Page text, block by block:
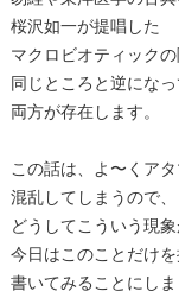
桜沢如一が提唱した
マクロビオティックの
同じところと逆にな
両方が存在します。
この話は、よ〜くア
混乱してしまうので、
どうしてこういう現
今日はこのことだけ
書いてみることにしま